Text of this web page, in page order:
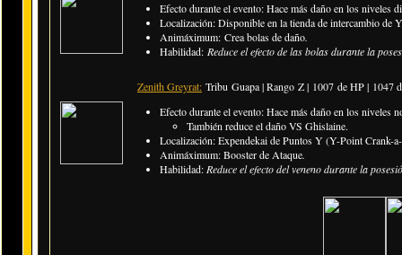
Efecto durante el evento: Hace más daño en los niveles
Localización: Disponible en la tienda de intercambio de
Animáximum: Crea bolas de daño.
Habilidad: Reduce el efecto de las bolas durante la
Zenith Greyrat: Tribu Guapa | Rango Z | 1007 de HP | 1047
Efecto durante el evento: Hace más daño en los niveles
También reduce el daño VS Ghislaine.
Localización: Expendekai de Puntos Y (Y-Point Crank-
Animáximum: Booster de Ataque.
Habilidad:Reduce el efecto del veneno durante la